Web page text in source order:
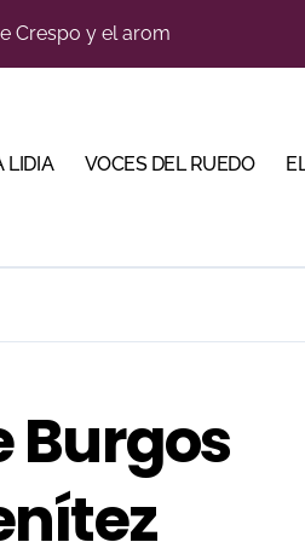
en una tarde triunfal en Azuaga
en la temporada portuense
y dos orejas
LIDIA VOCES DEL RUEDO
Burgos